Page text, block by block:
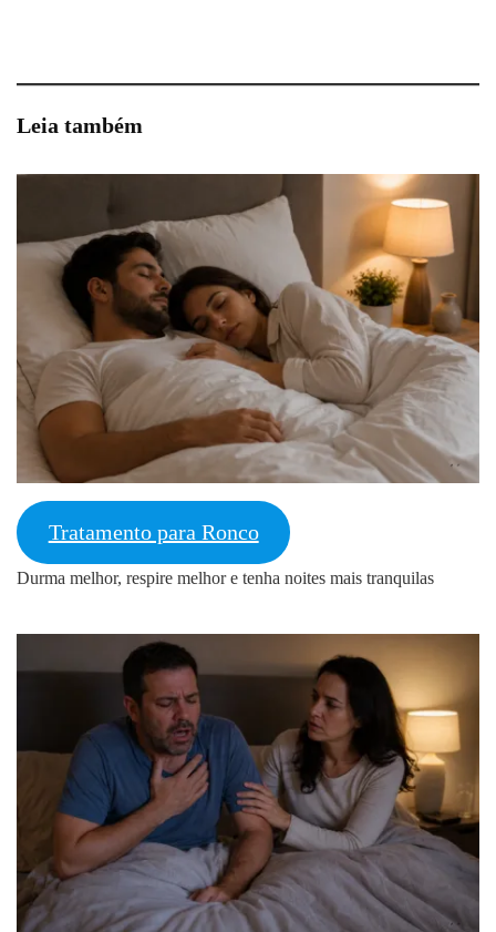
Leia também
Tratamento para Ronco
Durma melhor, respire melhor e tenha noites mais tranquilas